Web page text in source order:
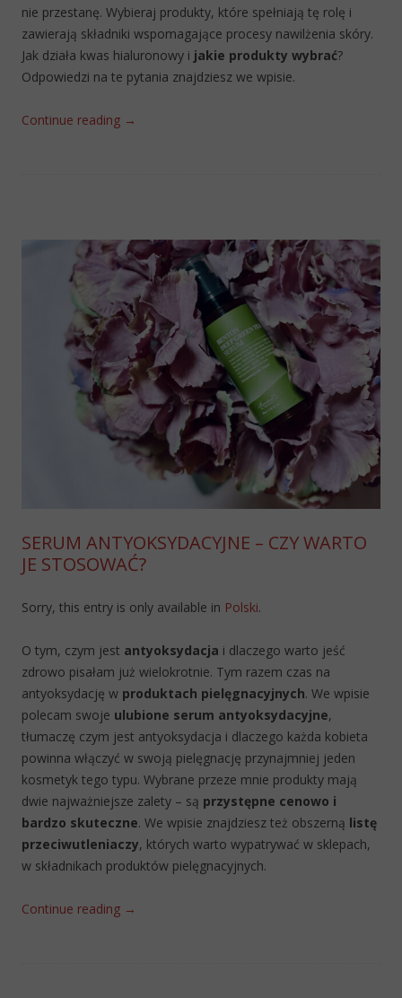
nie przestanę. Wybieraj produkty, które spełniają tę rolę i
zawierają składniki wspomagające procesy nawilżenia skóry.
Jak działa kwas hialuronowy i jakie produkty wybrać?
Odpowiedzi na te pytania znajdziesz we wpisie.
Continue reading →
SERUM ANTYOKSYDACYJNE – CZY WARTO
JE STOSOWAĆ?
Sorry, this entry is only available in Polski.
O tym, czym jest antyoksydacja i dlaczego warto jeść
zdrowo pisałam już wielokrotnie. Tym razem czas na
antyoksydację w produktach pielęgnacyjnych. We wpisie
polecam swoje ulubione serum antyoksydacyjne,
tłumaczę czym jest antyoksydacja i dlaczego każda kobieta
powinna włączyć w swoją pielęgnację przynajmniej jeden
kosmetyk tego typu. Wybrane przeze mnie produkty mają
dwie najważniejsze zalety – są przystępne cenowo i
bardzo skuteczne. We wpisie znajdziesz też obszerną listę
przeciwutleniaczy, których warto wypatrywać w sklepach,
w składnikach produktów pielęgnacyjnych.
Continue reading →